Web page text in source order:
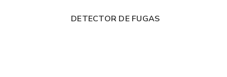
DETECTOR DE FUGAS